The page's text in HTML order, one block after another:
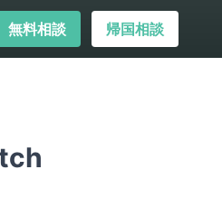
無料相談 帰国相談